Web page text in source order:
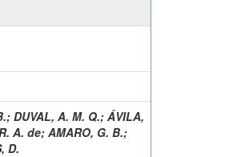
; DUVAL, A. M. Q.; ÁVILA,
A. de; AMARO, G. B.;
D.